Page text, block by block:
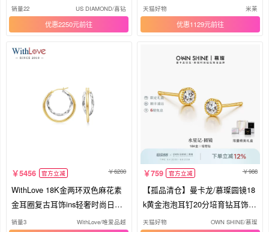
销量22 US DIAMOND/喜钻
优惠2250元
制
天猫好物 米莱
优惠1129元
5456 官方立减 6200
WithLove 18K金两环双色麻花素
金耳圈复古耳饰ins轻奢时尚日常
女
销量3 WithLove/唯爱品越
759 官方立减 988
【孤品清仓】曼卡龙/慕璨圆镜18
k黄金泡泡耳钉20分培育钻耳饰简
约
天猫好物 OWN SHINE/慕璨